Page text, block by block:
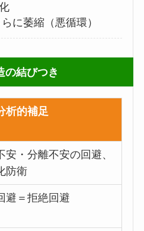
に萎縮（悪循環）
の結びつき
析的補足
安・分離不安の回避、
防衛
避＝拒絶回避